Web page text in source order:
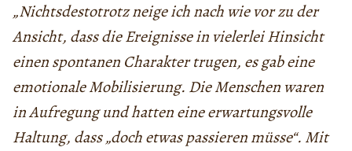
„Nichtsdestotrotz neige ich nach wie vor zu der
Ansicht, dass die Ereignisse in vielerlei Hinsicht
einen spontanen Charakter trugen, es gab eine
emotionale Mobilisierung. Die Menschen waren
in Aufregung und hatten eine erwartungsvolle
Haltung, dass „doch etwas passieren müsse“. Mit